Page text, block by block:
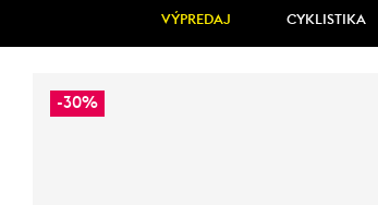
VÝPREDAJ CYKLISTIKA
-30%